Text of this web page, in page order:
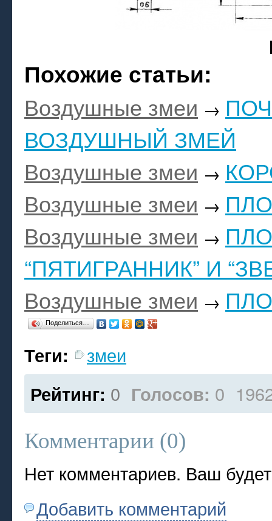
Похожие статьи:
Воздушные змеи →
ВОЗДУШНЫЙ ЗМЕЙ
Воздушные змеи →
Воздушные змеи →
Воздушные змеи →
“ПЯТИГРАННИК” И
Воздушные змеи →
Поделиться…
Теги: змеи
Рейтинг: 0 Голосов: 0
Комментарии (0)
Нет комментариев. Ваш
Добавить комментарий